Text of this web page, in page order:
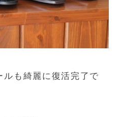
も綺麗に復活完了で